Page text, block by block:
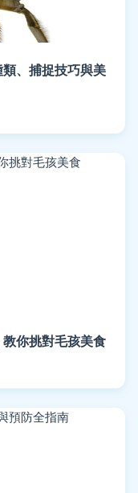
、捕捉技巧與美
你挑對毛孩美食